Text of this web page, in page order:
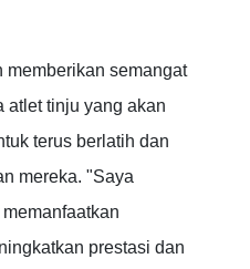
memberikan semangat
atlet tinju yang akan
terus berlatih dan
mereka. "Saya
prestasi dan